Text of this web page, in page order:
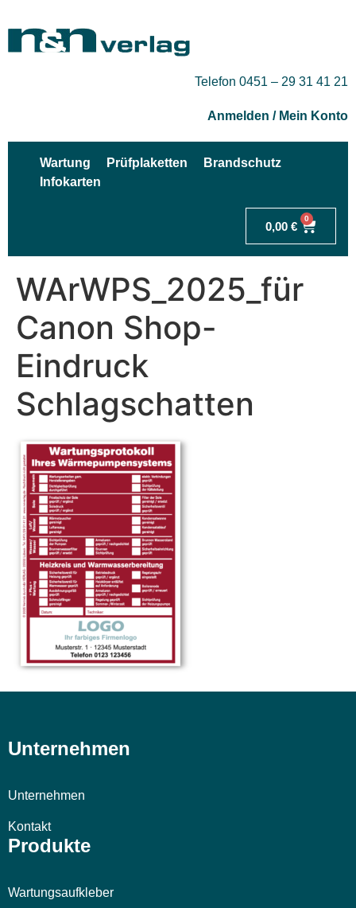
Telefon 0451 – 29 31 41 21
Anmelden / Mein Konto
Wartung Prüfplaketten
Brandschutz
Infokarten
0,00 €
0
WArWPS_2025_für
Canon Shop-
Eindruck
Schlagschatten
Unternehmen
Unternehmen
Kontakt
Produkte
Wartungsaufkleber